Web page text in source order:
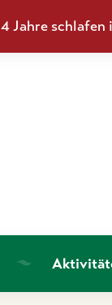
Jahre